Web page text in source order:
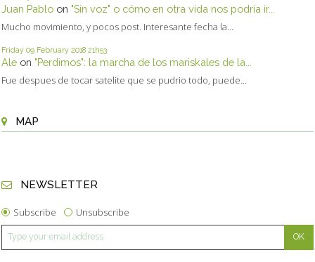
Juan Pablo on "Sin voz" o cómo en otra vida nos podría ir...
Mucho movimiento, y pocos post. Interesante fecha la...
Friday 09 February 2018 21h53
Ale on "Perdimos": la marcha de los mariskales de la...
Fue despues de tocar satelite que se pudrio todo, puede...
MAP
NEWSLETTER
Subscribe Unsubscribe